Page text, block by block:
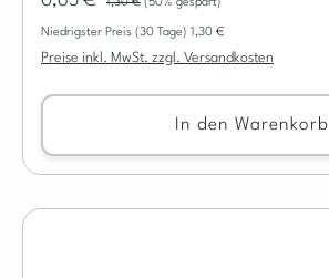
Niedrigster Preis (30 Tage) 1,30 €
Preise inkl. MwSt. zzgl. Versandkosten
In den Warenkorb